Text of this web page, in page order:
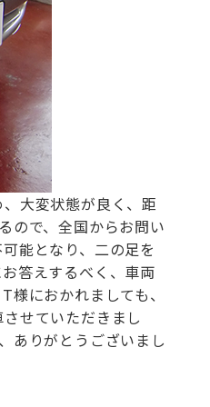
大変状態が良く、距
ので、全国からお問い
能となり、二の足を
答えするべく、車両
T様におかれましても、
せていただきまし
ありがとうございまし